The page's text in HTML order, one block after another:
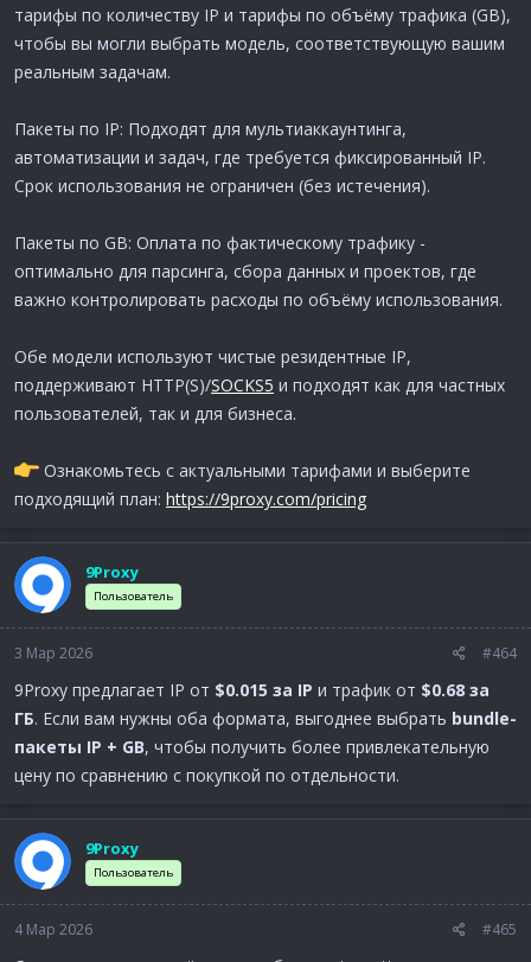
тарифы по количеству IP и тарифы по объёму трафика (GB),
чтобы вы могли выбрать модель, соответствующую вашим
реальным задачам.
Пакеты по IP: Подходят для мультиаккаунтинга,
автоматизации и задач, где требуется фиксированный IP.
Срок использования не ограничен (без истечения).
Пакеты по GB: Оплата по фактическому трафику -
оптимально для парсинга, сбора данных и проектов, где
важно контролировать расходы по объёму использования.
Обе модели используют чистые резидентные IP,
поддерживают HTTP(S)/SOCKS5 и подходят как для частных
пользователей, так и для бизнеса.
Ознакомьтесь с актуальными тарифами и выберите
подходящий план: https://9proxy.com/pricing
9Proxy
Пользователь
3 Мар 2026 #464
9Proxy предлагает IP от $0.015 за IP и трафик от $0.68 за
ГБ. Если вам нужны оба формата, выгоднее выбрать bundle-
пакеты IP + GB, чтобы получить более привлекательную
цену по сравнению с покупкой по отдельности.
9Proxy
Пользователь
4 Мар 2026 #465